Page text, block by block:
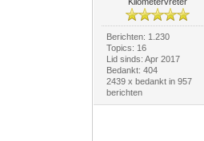
Berichten: 1.230
Topics: 16
Lid sinds: Apr 2017
Bedankt: 404
2439 x bedankt in 957
berichten